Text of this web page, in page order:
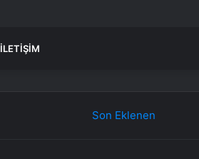
İLETIŞIM
Son Eklenen